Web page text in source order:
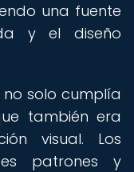
una fuente
y el diseño
solo cumplía
también era
visual. Los
patrones y